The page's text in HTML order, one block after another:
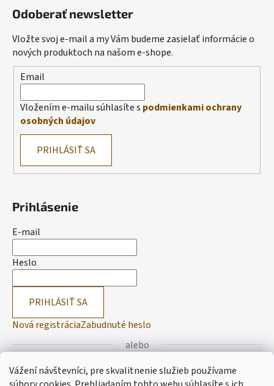
Vážení návštevníci, pre skvalitnenie služieb používame
Odoberať newsletter
Vložte svoj e-mail a my Vám budeme zasielať informácie o
nových produktoch na našom e-shope.
Email
Vložením e-mailu súhlasíte s podmienkami ochrany
osobných údajov
PRIHLÁSIŤ SA
Prihlásenie
E-mail
Heslo
PRIHLÁSIŤ SA
Nová registráciaZabudnuté heslo
alebo
Prihlásiť sa cez Facebook